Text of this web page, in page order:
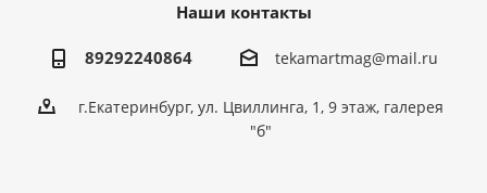
Наши контакты
89292240864 tekamartmag@mail.ru
г.Екатеринбург, ул. Цвиллинга, 1, 9 этаж, галерея
"б"